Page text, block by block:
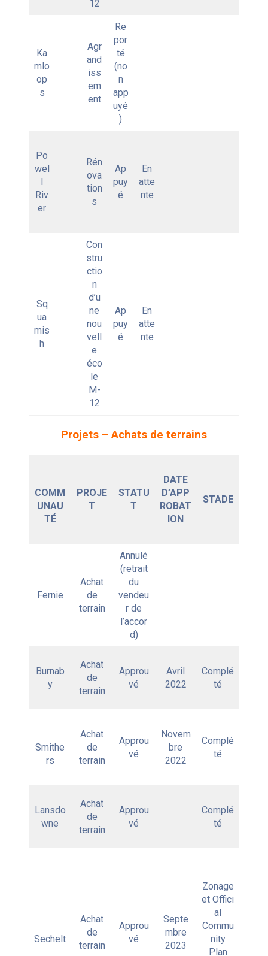
12
Ka
mlo
op
s
Agr
and
iss
em
ent
Re
por
té
(no
n
app
uyé
)
Po
wel
Riv
er
Rén
ova
tion
s
Ap
puy
é
En
atte
nte
Sq
ua
mis
h
Con
stru
ctio
n
d’u
ne
nou
vell
e
éco
le
M-
12
Ap
puy
é
En
atte
nte
Projets – Achats de terrains
COMM
UNAU
TÉ
PROJE
T
STATU
T
DATE
D’APP
ROBAT
ION
STADE
Fernie
Achat
de
terrain
Annulé
(retrait
du
vendeu
r de
l’accor
d)
Burnab
y
Achat
de
terrain
Approu
vé
Avril
2022
Complé
té
Smithe
rs
Achat
de
terrain
Approu
vé
Novem
bre
2022
Complé
té
Lansdo
wne
Achat
de
terrain
Approu
vé
Complé
té
Sechelt
Achat
de
terrain
Approu
vé
Septe
mbre
2023
Zonage
et Offici
al
Commu
nity
Plan